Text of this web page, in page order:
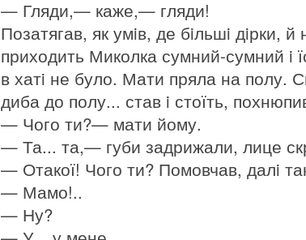
— Гляди,— каже,— гляди!
Позатягав, як умiв, де бiльшi дiрки, й
приходить Миколка сумний-сумний i
в хатi не було. Мати пряла на полу.
диба до полу... став i стоїть,
— Чого ти?— мати йому.
— Та... та,— губи задрижали, лице
— Отакої! Чого ти? Помовчав, далi
— Мамо!..
— Ну?